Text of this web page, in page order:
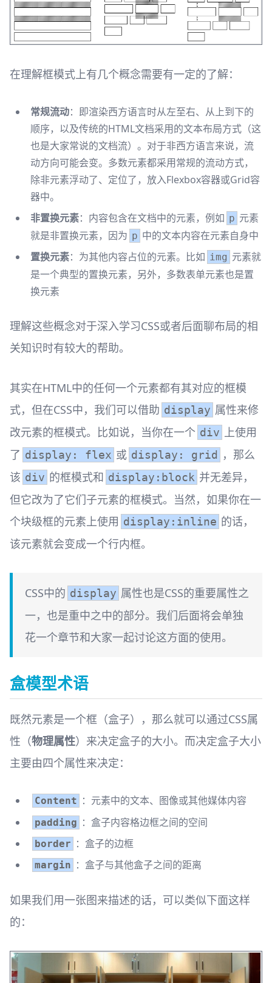
在理解框模式上有几个概念需要有一定的了解：
常规流动：即渲染西方语言时从左至右、从上到下的
顺序，以及传统的HTML文档采用的文本布局方式（这
也是大家常说的文档流）。对于非西方语言来说，流
动方向可能会变。多数元素都采用常规的流动方式，
除非元素浮动了、定位了，放入Flexbox容器或Grid容
器中。
非置换元素：内容包含在文档中的元素，例如 p 元素
就是非置换元素，因为 p 中的文本内容在元素自身中
置换元素：为其他内容占位的元素。比如 img 元素就
是一个典型的置换元素，另外，多数表单元素也是置
换元素
理解这些概念对于深入学习CSS或者后面聊布局的相
关知识时有较大的帮助。
其实在HTML中的任何一个元素都有其对应的框模
式，但在CSS中，我们可以借助 display 属性来修
改元素的框模式。比如说，当你在一个 div 上使用
了 display: flex 或 display: grid
，那么
该 div 的框模式和 display:block 并无差异，
但它改为了它们子元素的框模式。当然，如果你在一
个块级框的元素上使用 display:inline 的话，
该元素就会变成一个行内框。
CSS中的 display 属性也是CSS的重要属性之
一，也是重中之中的部分。我们后面将会单独
花一个章节和大家一起讨论这方面的使用。
盒模型术语
既然元素是一个框（盒子），那么就可以通过CSS属
性（物理属性）来决定盒子的大小。而决定盒子大小
主要由四个属性来决定：
Content ：元素中的文本、图像或其他媒体内容
padding ：盒子内容格边框之间的空间
border ：盒子的边框
margin ：盒子与其他盒子之间的距离
如果我们用一张图来描述的话，可以类似下面这样
的：